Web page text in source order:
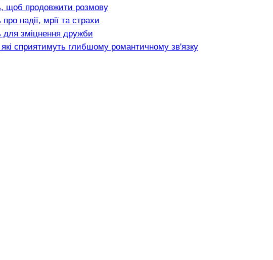
щоб продовжити розмову
надії, мрії та страхи
для зміцнення дружби
сприятимуть глибшому романтичному зв'язку